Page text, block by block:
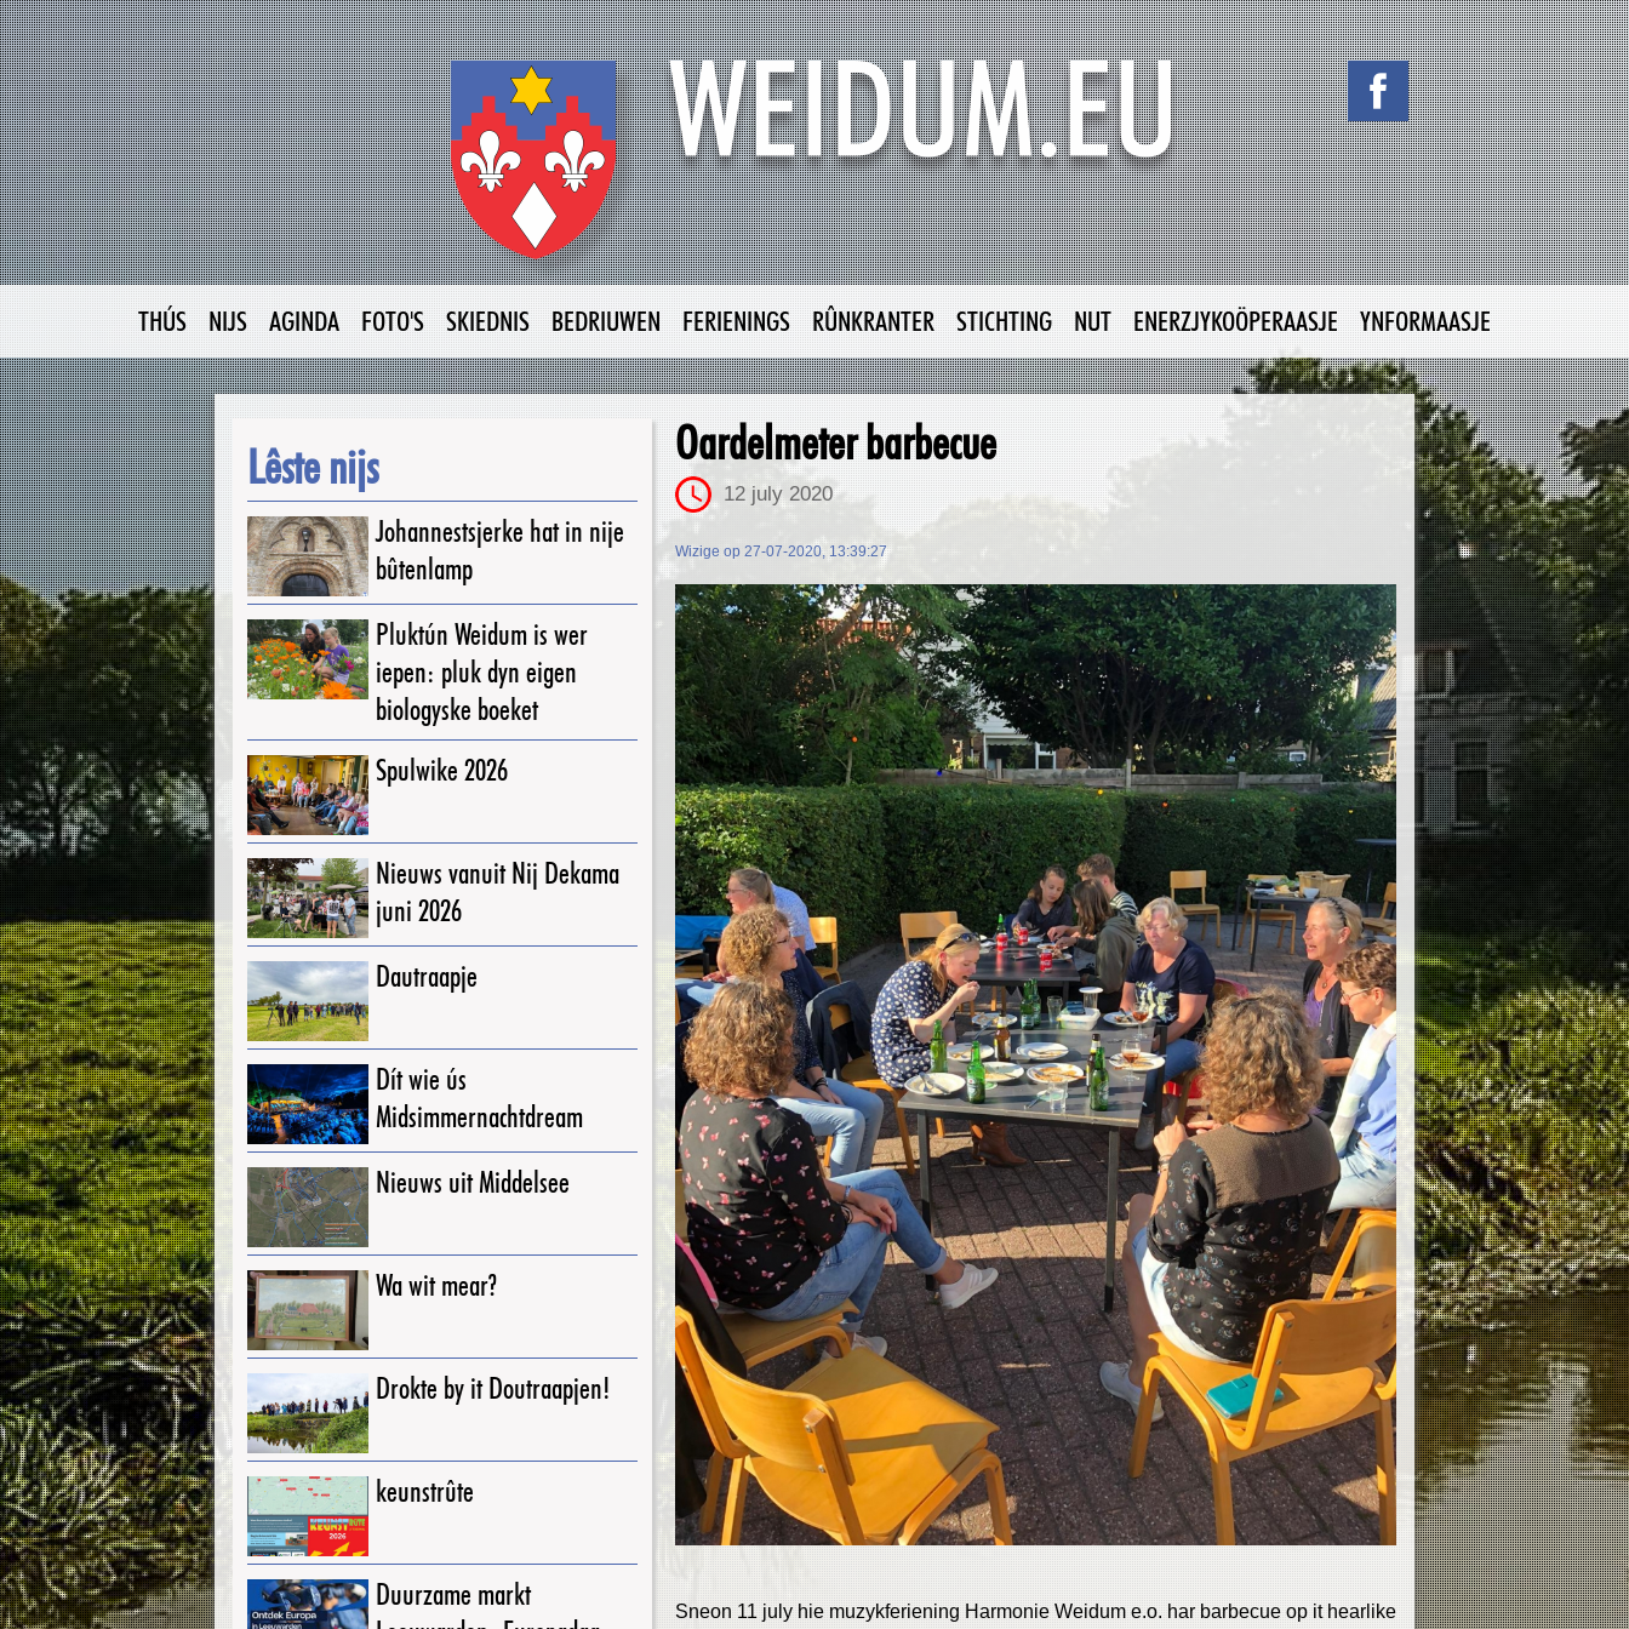
THÚS NIJS AGINDA FOTO'S SKIEDNIS BEDRIUWEN FERIENINGS RÛNKRANTER STICHTING NUT ENERZJYKOÖPERAASJE YNFORMAASJE
Lêste nijs
Johannestsjerke hat in nije
bûtenlamp
Pluktún Weidum is wer
iepen: pluk dyn eigen
biologyske boeket
Spulwike 2026
Nieuws vanuit Nij Dekama
juni 2026
Dautraapje
Dít wie ús
Midsimmernachtdream
Nieuws uit Middelsee
Wa wit mear?
Drokte by it Doutraapjen!
keunstrûte
Duurzame markt
Oardelmeter barbecue
12 july 2020
Wizige op 27-07-2020, 13:39:27
Sneon 11 july hie muzykferiening Harmonie Weidum e.o. har barbecue op it hearlike